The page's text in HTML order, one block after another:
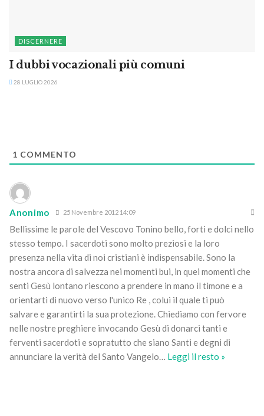
DISCERNERE
I dubbi vocazionali più comuni
28 LUGLIO 2026
1 COMMENTO
Anonimo 25 Novembre 2012 14:09
Bellissime le parole del Vescovo Tonino bello, forti e dolci nello
stesso tempo. I sacerdoti sono molto preziosi e la loro
presenza nella vita di noi cristiani è indispensabile. Sono la
nostra ancora di salvezza nei momenti bui, in quei momenti che
senti Gesù lontano riescono a prendere in mano il timone e a
orientarti di nuovo verso l'unico Re , colui il quale ti può
salvare e garantirti la sua protezione. Chiediamo con fervore
nelle nostre preghiere invocando Gesù di donarci tanti e
ferventi sacerdoti e sopratutto che siano Santi e degni di
annunciare la verità del Santo Vangelo… Leggi il resto »